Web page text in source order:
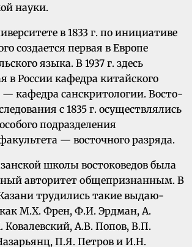
науки.
в 1833 г. по инициативе
создается первая в Европе
языка. В 1937 г. здесь
в России кафедра китайского
— кафедра санскритологии. Восто­
с 1835 г. осуществлялись
подразделения
— вос­точного разряда.
школы востоковедов была
авторитет общепри­знанным. В
трудились такие выдаю­
М.Х. Френ, Ф.И. Эрдман, А.
А.В. Попов, В.П.
П.Я. Петров и И.Н.